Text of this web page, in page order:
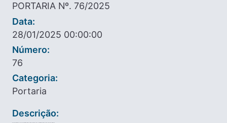
PORTARIA Nº. 76/2025
Data:
28/01/2025 00:00:00
Número:
76
Categoria:
Portaria
Descrição: